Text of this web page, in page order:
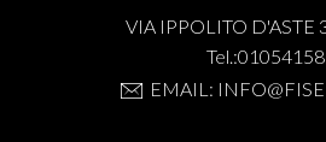
VIA IPPOLITO D'ASTE
EMAIL: